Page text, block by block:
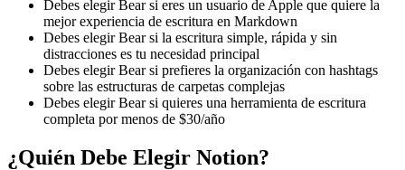
Debes elegir Bear si eres un usuario de Apple que quiere la
mejor experiencia de escritura en Markdown
Debes elegir Bear si la escritura simple, rápida y sin
distracciones es tu necesidad principal
Debes elegir Bear si prefieres la organización con hashtags
sobre las estructuras de carpetas complejas
Debes elegir Bear si quieres una herramienta de escritura
completa por menos de $30/año
¿Quién Debe Elegir Notion?